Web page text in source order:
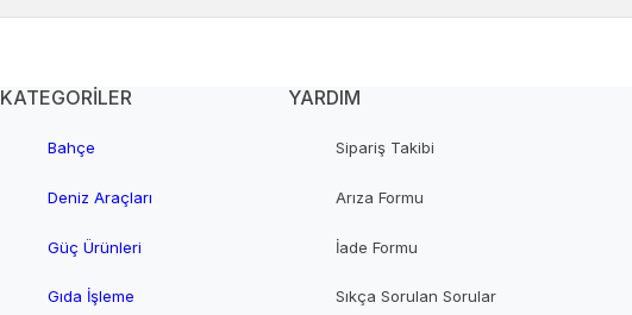
KATEGORİLER
Bahçe
Deniz Araçları
Güç Ürünleri
Gıda İşleme
YARDIM
Sipariş Takibi
Arıza Formu
İade Formu
Sıkça Sorulan Sorular